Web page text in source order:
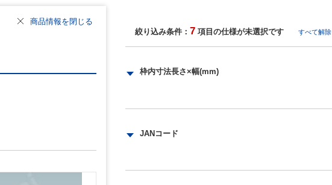
商品情報を閉じる
絞り込み条件： 7 項目の仕様が未選択です すべて解除
枠内寸法長さ×幅(mm)
JANコード